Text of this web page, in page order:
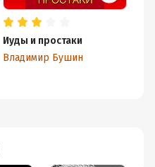
Иуды и простаки
Владимир Бушин